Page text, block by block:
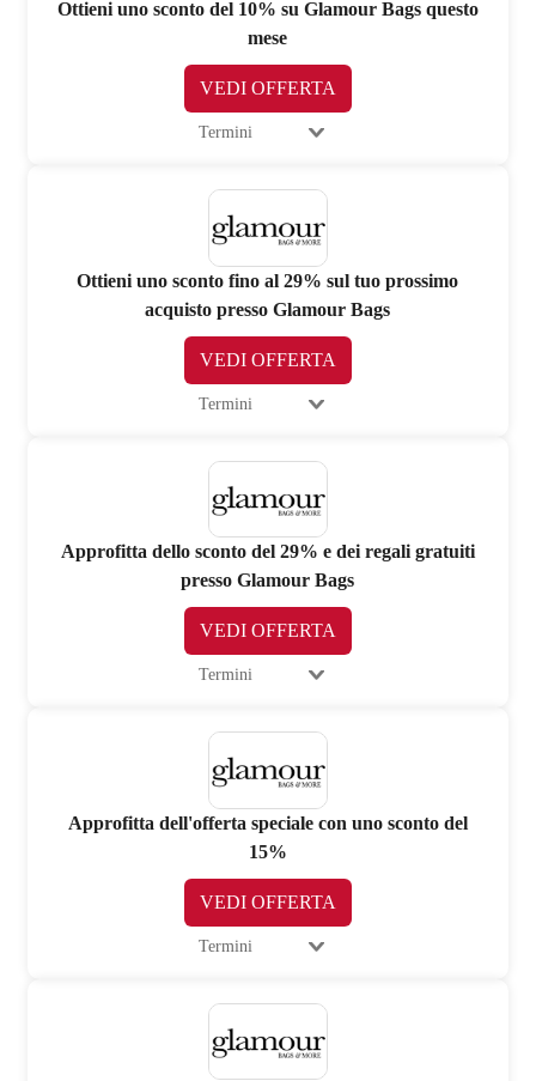
Ottieni uno sconto del 10% su Glamour Bags questo
mese
VEDI OFFERTA
Termini
Ottieni uno sconto fino al 29% sul tuo prossimo
acquisto presso Glamour Bags
VEDI OFFERTA
Termini
Approfitta dello sconto del 29% e dei regali gratuiti
presso Glamour Bags
VEDI OFFERTA
Termini
Approfitta dell'offerta speciale con uno sconto del
15%
VEDI OFFERTA
Termini